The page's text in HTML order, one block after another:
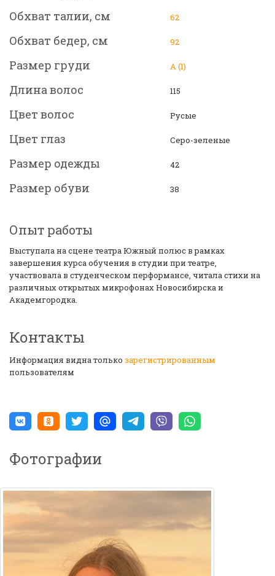
Обхват талии, см 62
Обхват бедер, см 92
Размер груди А (1)
Длина волос 115
Цвет волос Русые
Цвет глаз Серо-зеленые
Размер одежды 42
Размер обуви 38
Опыт работы
Выступала на сцене театра Южный полюс в рамках
завершения курса обучения в студии при театре,
участвовала в студенческом перформансе, читала стихи на
различных открытых микрофонах Новосибирска и
Академгородка.
Контакты
Информация видна только зарегистрированным
пользователям
Фотографии